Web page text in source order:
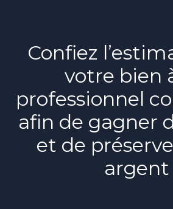
Confiez
votre bien
professionnel
afin de gagner
et de
argent